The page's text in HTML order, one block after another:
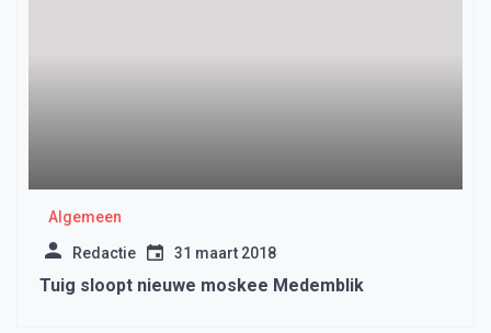
Algemeen
Redactie 31 maart 2018
Tuig sloopt nieuwe moskee Medemblik